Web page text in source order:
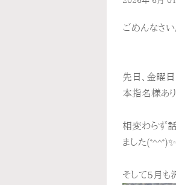
ごめんなさい
先日、金曜
本指名様あ
相変わらず
ました(*^^*)✨️
そして5月も